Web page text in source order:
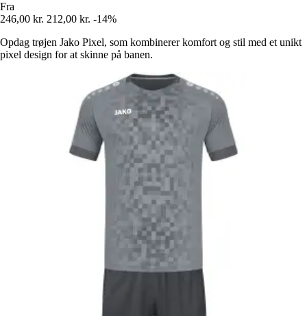
Fra
246,00 kr. 212,00 kr. -14%
Opdag trøjen Jako Pixel, som kombinerer komfort og stil med et unikt
pixel design for at skinne på banen.